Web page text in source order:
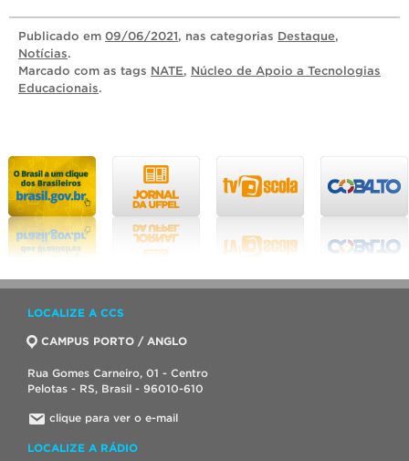
Publicado em 09/06/2021, nas categorias Destaque,
Notícias.
Marcado com as tags NATE, Núcleo de Apoio a Tecnologias
Educacionais.
LOCALIZE A CCS
CAMPUS PORTO / ANGLO
Rua Gomes Carneiro, 01 - Centro
Pelotas - RS, Brasil - 96010-610
clique para ver o e-mail
LOCALIZE A RÁDIO